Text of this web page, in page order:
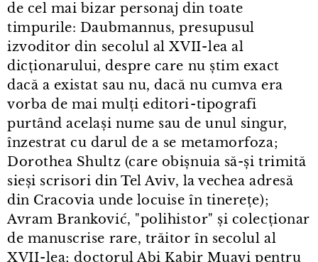
de cel mai bizar personaj din toate
timpurile: Daubmannus, presupusul
izvoditor din secolul al XVII⁠-⁠lea al
dicționarului, despre care nu știm exact
dacă a existat sau nu, dacă nu cumva era
vorba de mai mulți editori⁠-⁠tipografi
purtând același nume sau de unul singur,
înzestrat cu darul de a se metamorfoza;
Dorothea Shultz (care obișnuia să-și trimită
sieși scrisori din Tel Aviv, la vechea adresă
din Cracovia unde locuise în tinerețe);
Avram Branković, "polihistor" și colecționar
de manuscrise rare, trăitor în secolul al
XVII⁠-⁠lea; doctorul Abi Kabir Muavi pentru